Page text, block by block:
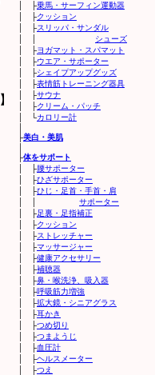
│ ├乗馬・サーフィン運動器
│ ├クッション
│ ├スリッパ・サンダル
シューズ
│ ├ヨガマット・スパマット
│ ├ウエア・サポーター
│ ├シェイプアップグッズ
│ ├表情筋トレーニング器具
│ ├サウナ
│ ├クリーム・パッチ
│ └カロリー計
├美白・美肌
├体をサポート
│ ├腰サポーター
│ ├ひざサポーター
│ ├ひじ・足首・手首・肩
サポーター
│ ├足裏・足指補正
│ ├クッション
│ ├ストレッチャー
│ ├マッサージャー
│ ├健康アクセサリー
│ ├補聴器
│ ├鼻・喉洗浄、吸入器
│ ├呼吸筋力増強
│ ├拡大鏡・シニアグラス
│ ├耳かき
│ ├つめ切り
│ ├つまようじ
│ ├血圧計
│ ├ヘルスメーター
│ ├つえ
】